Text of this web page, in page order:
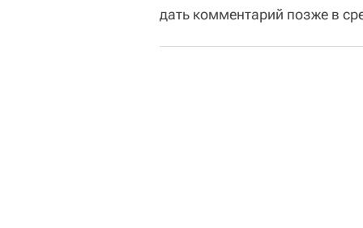
дать комментарий позже в